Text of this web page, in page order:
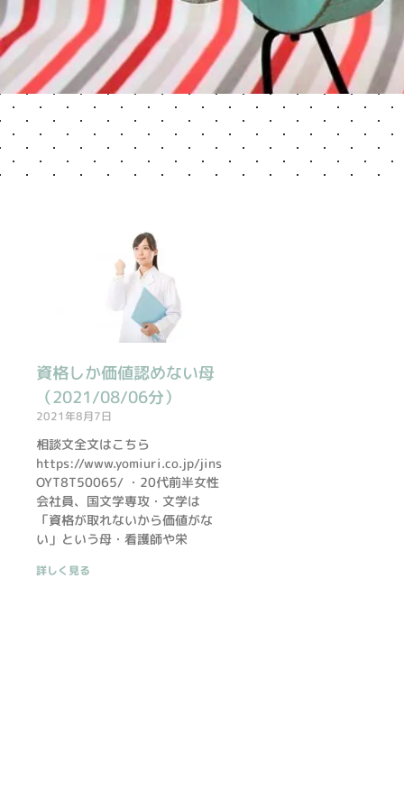
資格しか価値認めない母
（2021/08/06分）
2021年8月7日
相談文全文はこちら
https://www.yomiuri.co.jp/jinsei/20210805-
OYT8T50065/ ・20代前半女性
会社員、国文学専攻・文学は
「資格が取れないから価値がな
い」という母・看護師や栄
詳しく見る